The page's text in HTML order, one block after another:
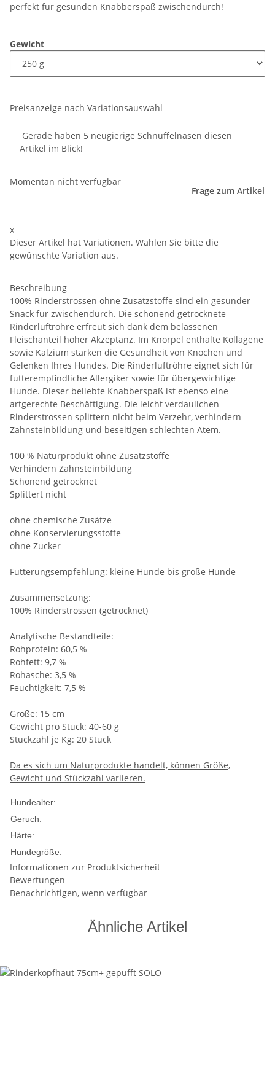
perfekt für gesunden Knabberspaß zwischendurch!
Gewicht
Preisanzeige nach Variationsauswahl
Gerade haben 5 neugierige Schnüffelnasen diesen
Artikel im Blick!
Momentan nicht verfügbar
Frage zum Artikel
x
Dieser Artikel hat Variationen. Wählen Sie bitte die
gewünschte Variation aus.
Beschreibung
100% Rinderstrossen ohne Zusatzstoffe sind ein gesunder
Snack für zwischendurch. Die schonend getrocknete
Rinderluftröhre erfreut sich dank dem belassenen
Fleischanteil hoher Akzeptanz. Im Knorpel enthalte Kollagene
sowie Kalzium stärken die Gesundheit von Knochen und
Gelenken Ihres Hundes. Die Rinderluftröhre eignet sich für
futterempfindliche Allergiker sowie für übergewichtige
Hunde. Dieser beliebte Knabberspaß ist ebenso eine
artgerechte Beschäftigung. Die leicht verdaulichen
Rinderstrossen splittern nicht beim Verzehr, verhindern
Zahnsteinbildung und beseitigen schlechten Atem.
100 % Naturprodukt ohne Zusatzstoffe
Verhindern Zahnsteinbildung
Schonend getrocknet
Splittert nicht
ohne chemische Zusätze
ohne Konservierungsstoffe
ohne Zucker
Fütterungsempfehlung: kleine Hunde bis große Hunde
Zusammensetzung:
100% Rinderstrossen (getrocknet)
Analytische Bestandteile:
Rohprotein: 60,5 %
Rohfett: 9,7 %
Rohasche: 3,5 %
Feuchtigkeit: 7,5 %
Größe: 15 cm
Gewicht pro Stück: 40-60 g
Stückzahl je Kg: 20 Stück
Da es sich um Naturprodukte handelt, können Größe,
Gewicht und Stückzahl variieren.
Hundealter:
Geruch:
Härte:
Hundegröße:
Informationen zur Produktsicherheit
Bewertungen
Benachrichtigen, wenn verfügbar
Ähnliche Artikel